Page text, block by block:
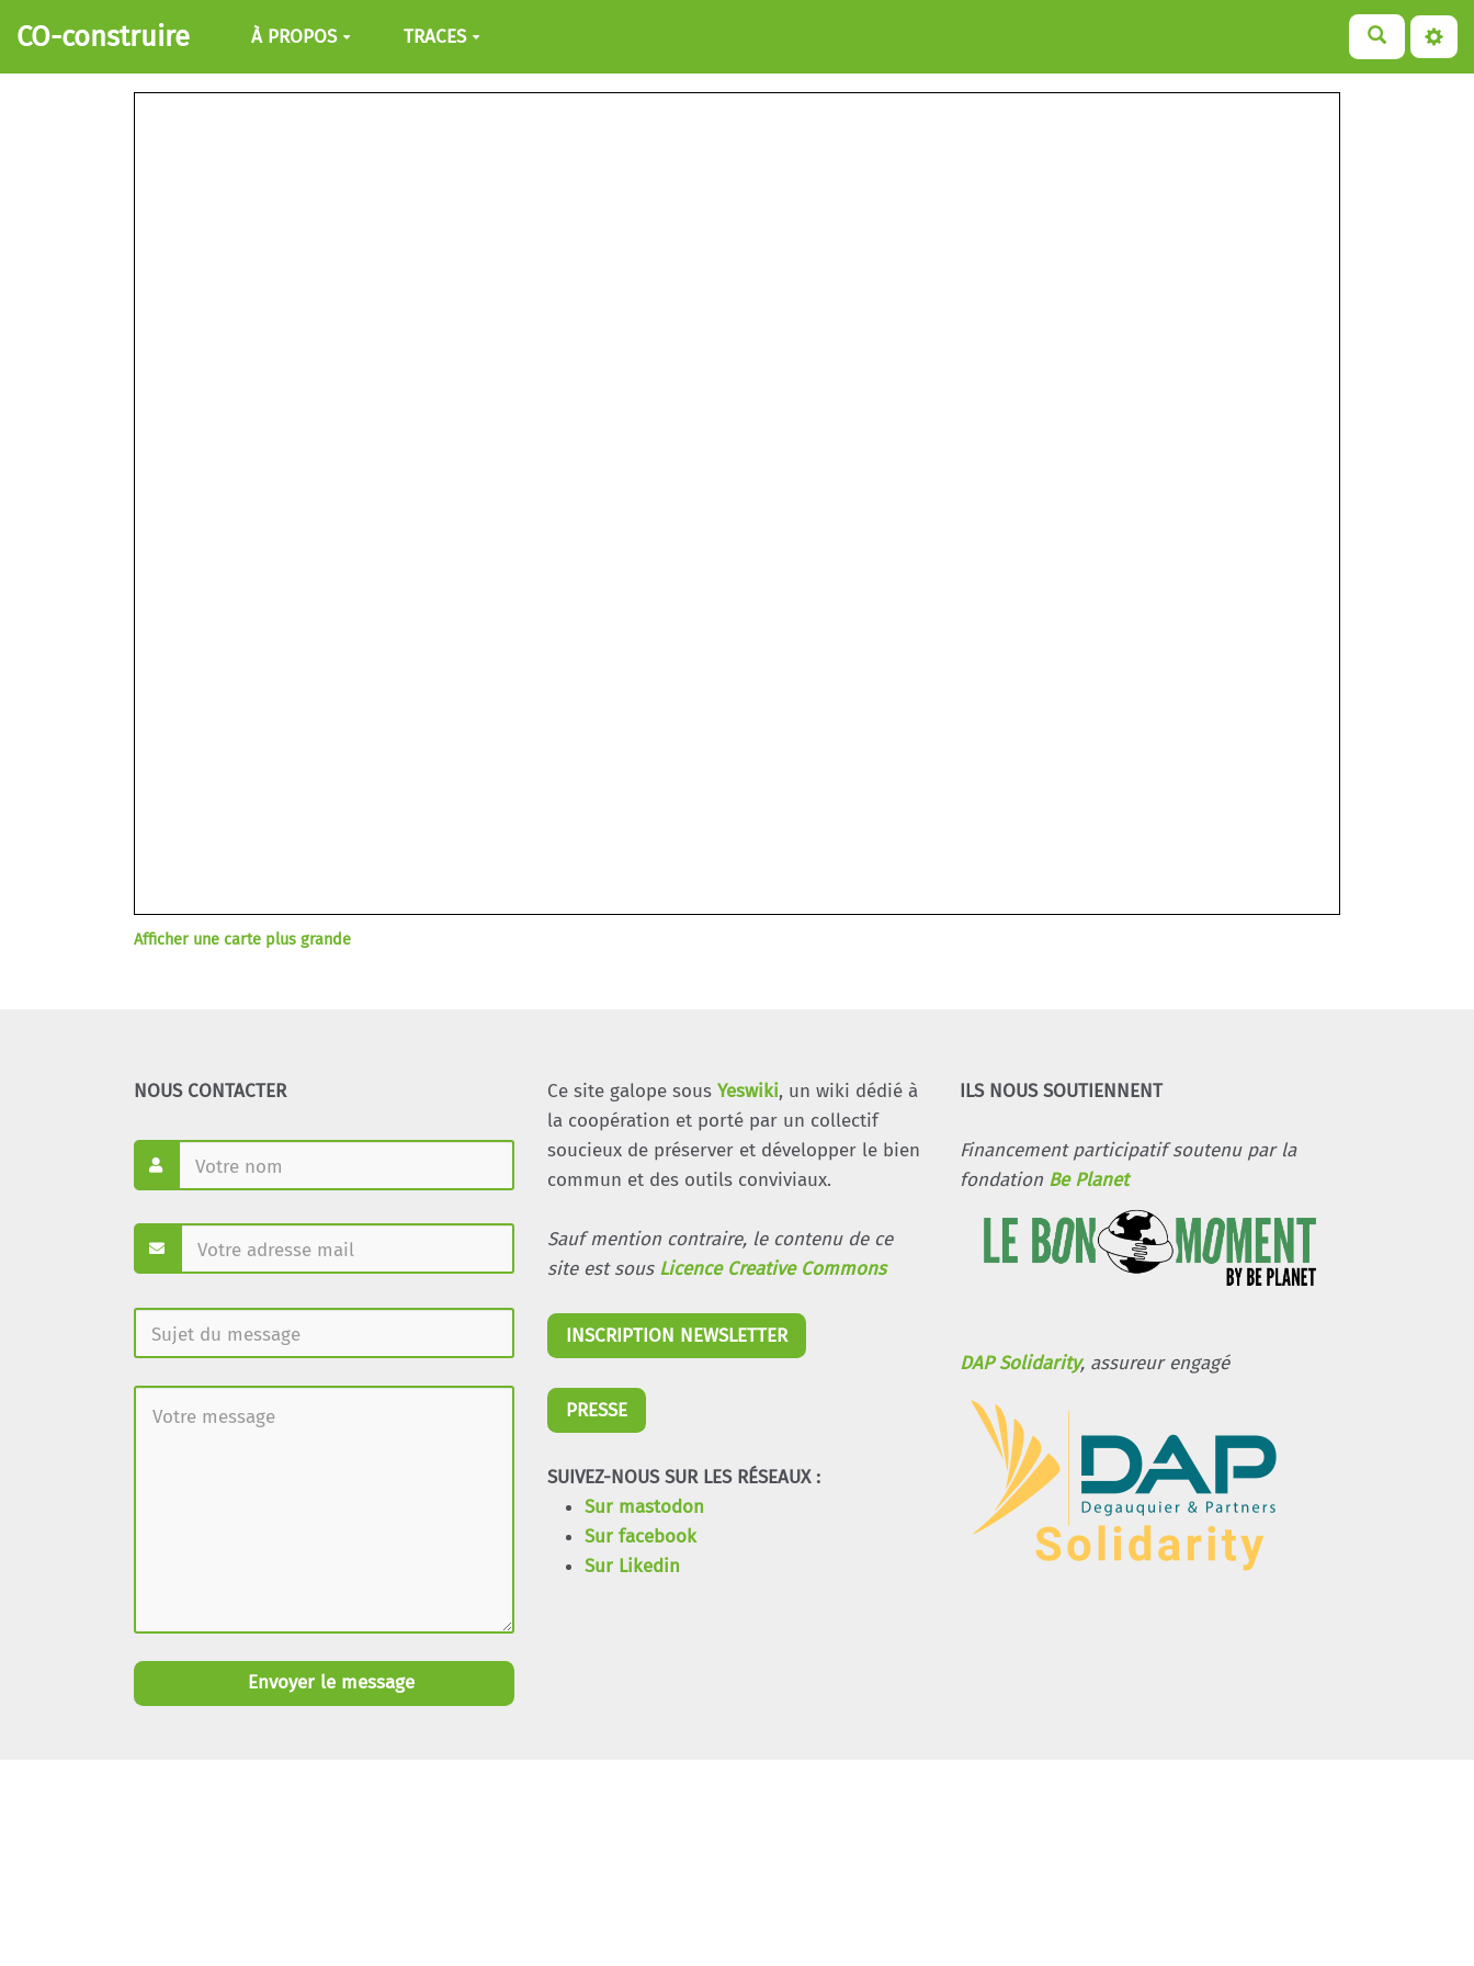
Aller au contenu principal
CO-construire À PROPOS TRACES
Afficher une carte plus grande
NOUS CONTACTER
Envoyer le message
Ce site galope sous Yeswiki, un wiki dédié à
la coopération et porté par un collectif
soucieux de préserver et développer le bien
commun et des outils conviviaux.
Sauf mention contraire, le contenu de ce
site est sous Licence Creative Commons
INSCRIPTION NEWSLETTER
PRESSE
SUIVEZ-NOUS SUR LES RÉSEAUX :
Sur mastodon
Sur facebook
Sur Likedin
ILS NOUS SOUTIENNENT
Financement participatif soutenu par la
fondation Be Planet
DAP Solidarity, assureur engagé